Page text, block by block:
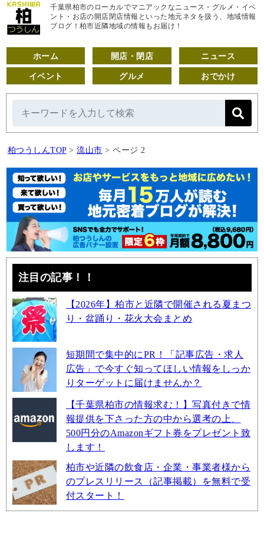
千葉県柏市のローカルでマニアックなニュース・グルメ・イベ
ント・お店の開店閉店情報といった地元ネタを扱う、地域情報
ブログ！柏市近隣地域の情報もお届け！
ホーム 開店・閉店 ニュース
イベント グルメ おでかけ
柏つうしんTOP > 流山市 > ページ 2
注目の記事！！
【2026年】柏市と近隣で開催される夏まつ
り・盆踊り・花火大会まとめ
短期間で集中的にPR！「記事広告・求人
広告」で今すぐ知ってほしい情報をしっか
りターゲットに届けませんか？
【千葉県柏市の情報求む！】写真付きで情
報提供を下さった方の中から選考の上、
500円分のAmazonギフト券をプレゼント致
します！
柏市や近隣の飲食店・企業・事業者様から
のプレスリリース（記事掲載）を無料で受
付スタート！